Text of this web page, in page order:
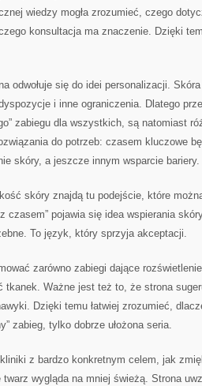
wiedzy mogła zrozumieć, czego
konsultacja ma znaczenie. Dzięki
odwołuje się do idei personalizacji.
i inne ograniczenia. Dlatego
zabiegu dla wszystkich, są natomiast
do potrzeb: czasem kluczowe
skóry, a jeszcze innym wsparcie bariery.
skóry znajdą tu podejście, które
czasem” pojawia się idea wspierania
To język, który sprzyja akceptacji.
zarówno zabiegi dające
tkanek. Ważne jest też to, że strona
Dzięki temu łatwiej zrozumieć,
zabieg, tylko dobrze ułożona seria.
z bardzo konkretnym celem, jak
wygląda na mniej świeżą. Strona